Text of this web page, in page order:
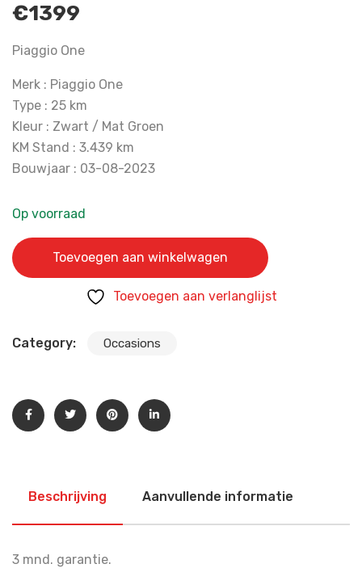
€1399
Piaggio One
Merk : Piaggio One
Type : 25 km
Kleur : Zwart / Mat Groen
KM Stand : 3.439 km
Bouwjaar : 03-08-2023
Op voorraad
Piaggio One Elektrische Scooter BETAAL MET in3 aantal
Toevoegen aan winkelwagen
Toevoegen aan verlanglijst
Category: Occasions
Beschrijving Aanvullende informatie
3 mnd. garantie.